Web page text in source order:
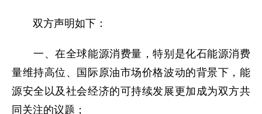
双方声明如下：
一、在全球能源消费量，特别是化石能源消费
量维持高位、国际原油市场价格波动的背景下，能
源安全以及社会经济的可持续发展更加成为双方共
同关注的议题；